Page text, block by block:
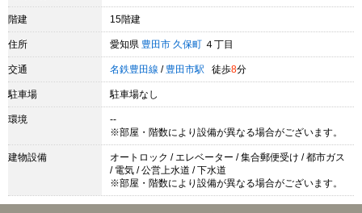
階建 15階建
住所 愛知県 豊田市 久保町 ４丁目
交通 名鉄豊田線 / 豊田市駅 徒歩8分
駐車場 駐車場なし
環境
--
※部屋・階数により設備が異なる場合がございます。
建物設備
オートロック / エレベーター / 集合郵便受け / 都市ガス
/ 電気 / 公営上水道 / 下水道
※部屋・階数により設備が異なる場合がございます。